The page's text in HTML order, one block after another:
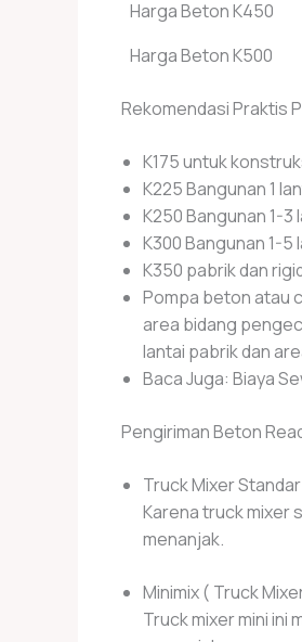
Harga Beton K450
Harga Beton K500
Rekomendasi Praktis
K175 untuk
K225 Bangunan 1
K250 Bangunan 1-
K300 Bangunan 1-
K350 pabrik dan
Pompa beton atau
area bidang
lantai pabrik dan
Baca Juga: Biaya
Pengiriman Beton
Truck Mixer Standar
Karena truck mixer
menanjak.
Minimix ( Truck
Truck mixer mini ini